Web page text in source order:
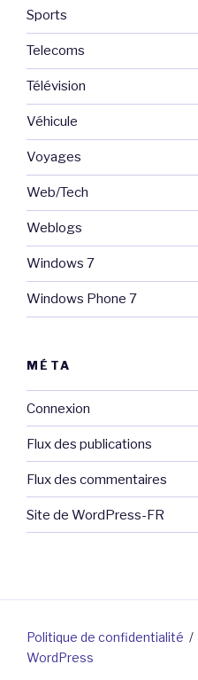
Sports
Telecoms
Télévision
Véhicule
Voyages
Web/Tech
Weblogs
Windows 7
Windows Phone 7
MÉTA
Connexion
Flux des publications
Flux des commentaires
Site de WordPress-FR
Politique de confidentialité
WordPress